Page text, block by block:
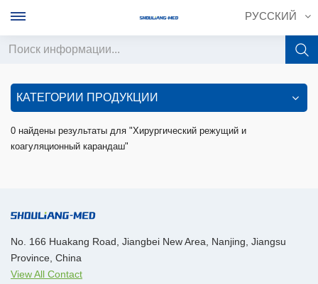
РУССКИЙ
English
français
español
КАТЕГОРИИ ПРОДУКЦИИ
0 найдены результаты для "Хирургический режущий и
коагуляционный карандаш"
No. 166 Huakang Road, Jiangbei New Area, Nanjing, Jiangsu
Province, China
View All Contact